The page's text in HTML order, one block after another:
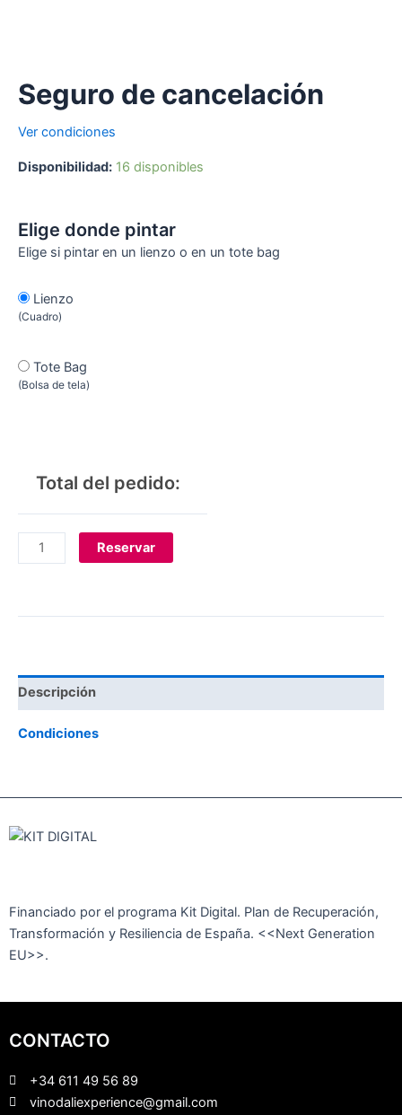
Seguro de cancelación
Ver condiciones
Disponibilidad: 16 disponibles
Elige donde pintar
Elige si pintar en un lienzo o en un tote bag
Lienzo
(Cuadro)
Tote Bag
(Bolsa de tela)
Total del pedido:
Reservar
Descripción
Condiciones
Financiado por el programa Kit Digital. Plan de Recuperación,
Transformación y Resiliencia de España. <<Next Generation
EU>>.
CONTACTO
+34 611 49 56 89
vinodaliexperience@gmail.com